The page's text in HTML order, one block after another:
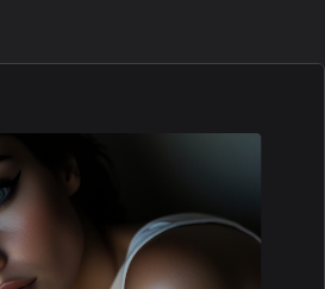
y fondos. Estas
proporcionando la